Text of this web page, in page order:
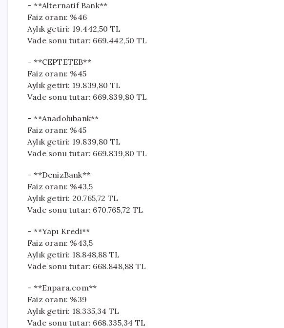
– **Alternatif Bank**
Faiz oranı: %46
Aylık getiri: 19.442,50 TL
Vade sonu tutar: 669.442,50 TL
– **CEPTETEB**
Faiz oranı: %45
Aylık getiri: 19.839,80 TL
Vade sonu tutar: 669.839,80 TL
– **Anadolubank**
Faiz oranı: %45
Aylık getiri: 19.839,80 TL
Vade sonu tutar: 669.839,80 TL
– **DenizBank**
Faiz oranı: %43,5
Aylık getiri: 20.765,72 TL
Vade sonu tutar: 670.765,72 TL
– **Yapı Kredi**
Faiz oranı: %43,5
Aylık getiri: 18.848,88 TL
Vade sonu tutar: 668.848,88 TL
– **Enpara.com**
Faiz oranı: %39
Aylık getiri: 18.335,34 TL
Vade sonu tutar: 668.335,34 TL